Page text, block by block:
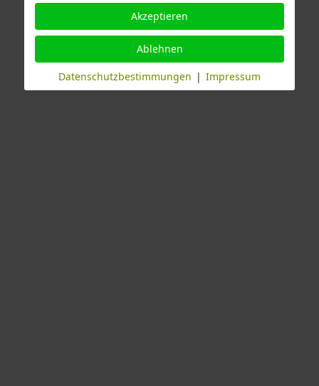
Akzeptieren
Ablehnen
Datenschutzbestimmungen | Impressum